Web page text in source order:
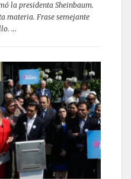
la presidenta Sheinbaum.
materia. Frase semejante
...